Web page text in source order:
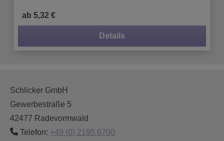
ab 5,32 €
Details
Schlicker GmbH
Gewerbestraße 5
42477 Radevormwald
Telefon: +49 (0) 2195 6700